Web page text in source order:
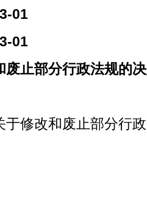
01
01
废止部分行政法规的
于修改和废止部分行